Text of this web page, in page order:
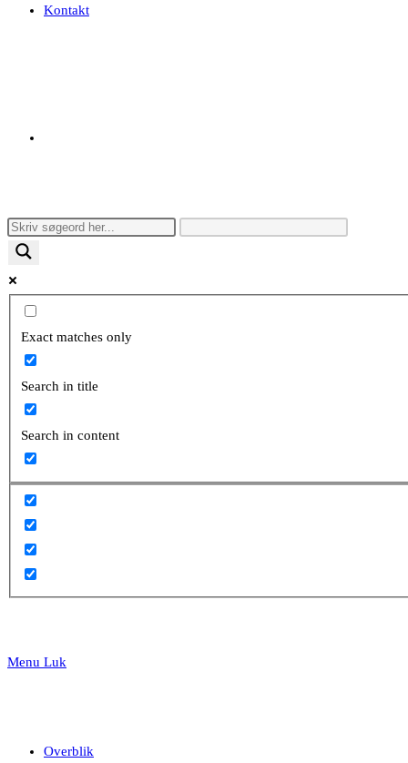
Kontakt
search
Exact matches only
Search in title
Search in content
Menu Luk
Overblik